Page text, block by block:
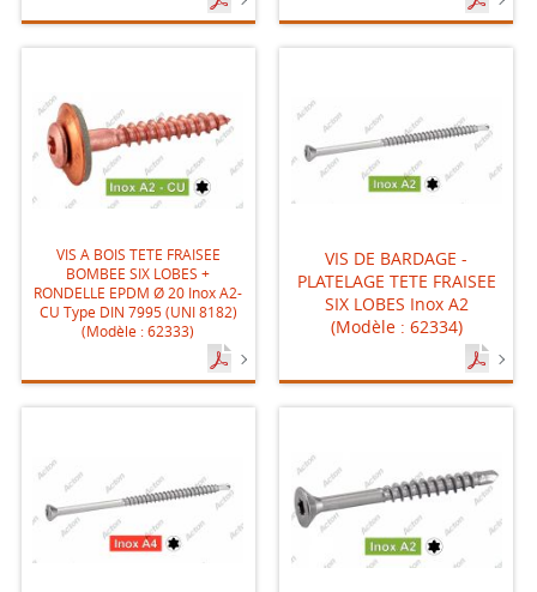
VIS A BOIS TETE FRAISEE
BOMBEE SIX LOBES +
RONDELLE EPDM Ø 20 Inox A2-
CU Type DIN 7995 (UNI 8182)
(Modèle : 62333)
VIS DE BARDAGE -
PLATELAGE TETE FRAISEE
SIX LOBES Inox A2
(Modèle : 62334)